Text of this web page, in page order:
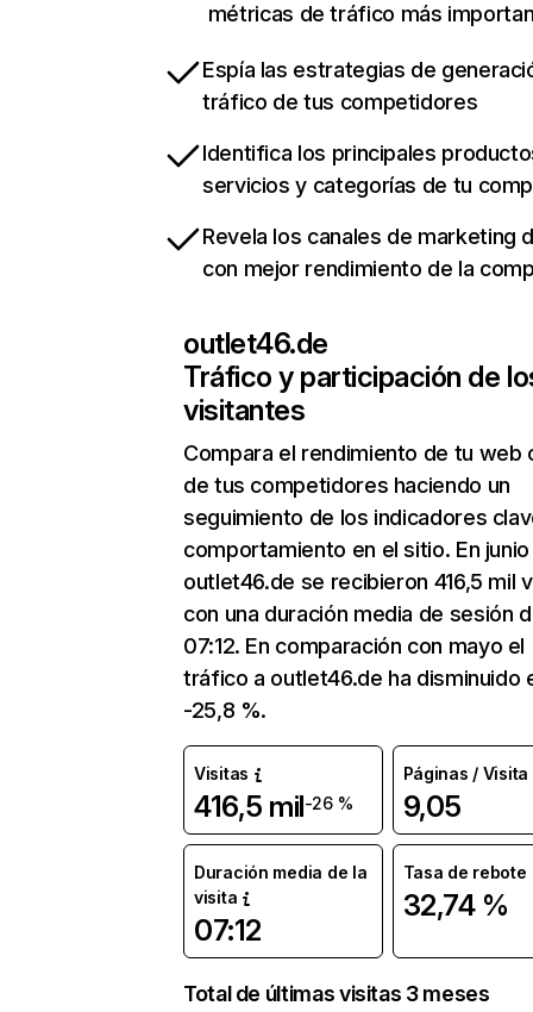
métricas de tráfico más
Espía las estrategias de
tráfico de tus competidores
Identifica los principales
servicios y categorías de tu
Revela los canales de marketing
con mejor rendimiento de la
outlet46.de
Tráfico y participación de
visitantes
Compara el rendimiento de tu web
de tus competidores haciendo un
seguimiento de los indicadores
comportamiento en el sitio. En junio
outlet46.de se recibieron 416,5 mil
con una duración media de sesión
07:12. En comparación con mayo el
tráfico a outlet46.de ha disminuido
-25,8 %.
Visitas
416,5 mil-26 %
Páginas / Visita
9,05
Duración media de la
visita
07:12
Tasa de rebote
32,74 %
Total de últimas visitas 3 meses